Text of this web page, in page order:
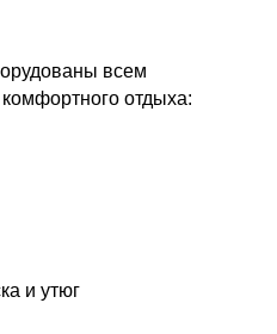
всем
отдыха:
и утюг